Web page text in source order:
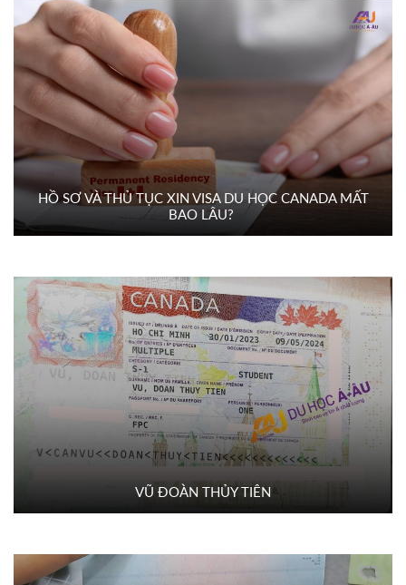
HỒ SƠ VÀ THỦ TỤC XIN VISA DU HỌC CANADA MẤT
BAO LÂU?
VŨ ĐOÀN THỦY TIÊN